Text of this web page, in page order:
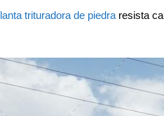
trituradora de piedra resista